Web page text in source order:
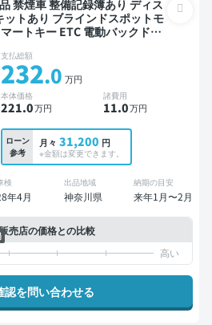
トあり ブラインドスポットモ
ートキー ETC 電動バックドア
支払総額
232.0 万円
本体価格
221.0万円
諸費用
11.0万円
ローン
参考
月々 31,200 円
※金額は変更できます。
検
年4月
出品地域
神奈川県
納期の目安
来年1月〜2月
売店の価格との比較
認を問い合わせる